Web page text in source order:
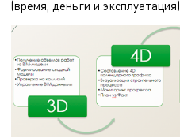
(время, деньги и эксплуатация).